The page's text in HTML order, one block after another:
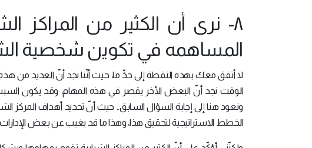
٨- نرى أن الكثير من المراكز
المساهمه في تكوين شخصية
لا أتفق معك بهذه النقطة إلى حدٍّ ما، حيث أنّنا نجد أنّ العديد من هذه
الوقت نجد أنّ البعض الأخر يقصر في هذه المهام، وقد يكون
ونعود هنا إلى إجابة السؤال السابق.. حيث أنّ تحديد أهداف المركز
الخطط الاستراتيجية لتحقيق هذا، وهذا ما قد يغيب عن بعض